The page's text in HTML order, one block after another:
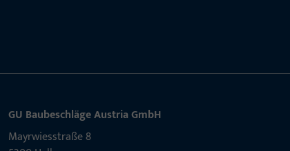
GU Baubeschläge Aus­tria GmbH
Mayrwies­straße 8